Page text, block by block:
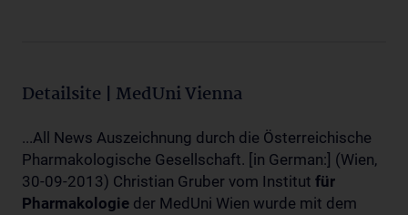
Detailsite | MedUni Vienna
...All News Auszeichnung durch die Österreichische
Pharmakologische Gesellschaft. [in German:] (Wien,
30-09-2013) Christian Gruber vom Institut für
Pharmakologie der MedUni Wien wurde mit dem